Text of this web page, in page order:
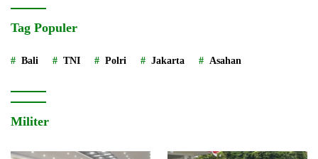
Tag Populer
Bali TNI Polri Jakarta Asahan
Militer